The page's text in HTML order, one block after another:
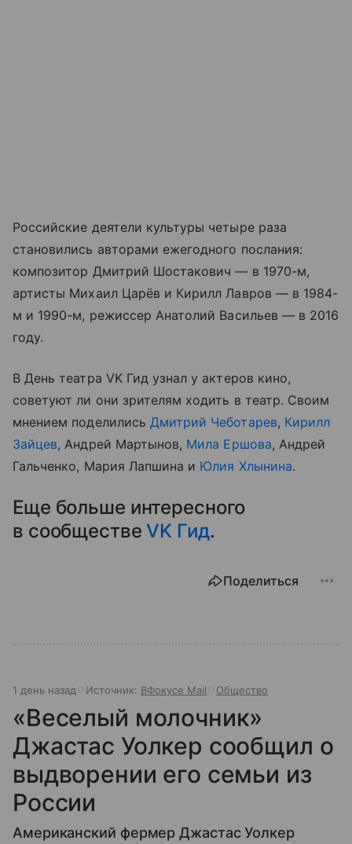
Российские деятели культуры четыре раза
становились авторами ежегодного послания:
композитор Дмитрий Шостакович — в 1970-м,
артисты Михаил Царёв и Кирилл Лавров — в 1984-
м и 1990-м, режиссер Анатолий Васильев — в 2016
году.
В День театра VK Гид узнал у актеров кино,
советуют ли они зрителям ходить в театр. Своим
мнением поделились Дмитрий Чеботарев, Кирилл
Зайцев, Андрей Мартынов, Мила Ершова, Андрей
Гальченко, Мария Лапшина и Юлия Хлынина.
Еще больше интересного
в сообществе VK Гид.
Поделиться
1 день назад Источник: ВФокусе Mail Общество
«Веселый молочник»
Джастас Уолкер сообщил о
выдворении его семьи из
России
Американский фермер Джастас Уолкер